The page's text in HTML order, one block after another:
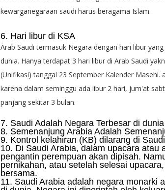
kewarganegaraan saudi harus beragama Islam.
6. Hari libur di KSA
Arab Saudi termasuk Negara dengan hari libur
dunia. Hanya terdapat 3 hari libur di Arab Saudi
(Unifikasi) tanggal 23 September Kalender
karena dalam seminggu ada libur 2 hari, jum'at
panjang sekitar 3 bulan.
7. Saudi Adalah Negara Terbesar di
8. Semenanjung Arabia Adalah
9. Kontrol kelahiran (KB) dilarang di
10. Di Saudi Arabia, dalam upacara atau
pengantin perempuan akan dipisah.
pernikahan, atau setelah selesai
bersama.
11. Saudi Arabia adalah negara monarki